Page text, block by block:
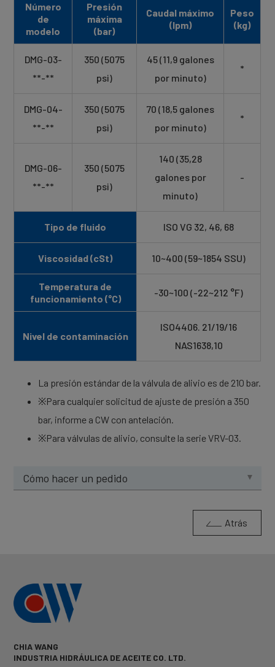
Número
de
modelo
Presión
máxima
(bar)
Caudal máximo
(lpm)
Peso
(kg)
DMG-03-
**-**
350 (5075
psi)
45 (11,9 galones
por minuto)
*
DMG-04-
**-**
350 (5075
psi)
70 (18,5 galones
por minuto)
*
DMG-06-
**-**
350 (5075
psi)
140 (35,28
galones por
minuto)
-
Tipo de fluido ISO VG 32, 46, 68
Viscosidad (cSt) 10~400 (59~1854 SSU)
Temperatura de
funcionamiento (°C)
-30~100 (-22~212 °F)
Nivel de contaminación
ISO4406. 21/19/16
NAS1638,10
La presión estándar de la válvula de alivio es de 210 bar.
※Para cualquier solicitud de ajuste de presión a 350
bar, informe a CW con antelación.
※Para válvulas de alivio, consulte la serie VRV-03.
Cómo hacer un pedido
Atrás
CHIA WANG
INDUSTRIA HIDRÁULICA DE ACEITE CO. LTD.